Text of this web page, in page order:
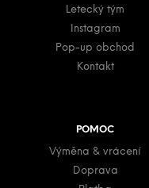
Letecký tým
Instagram
Pop-up obchod
Kontakt
POMOC
Výměna & vrácení
Doprava